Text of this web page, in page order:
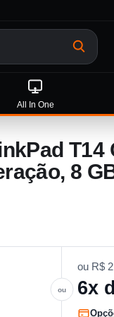
Pesquisar
All In One
T14
8
ou R$
6x